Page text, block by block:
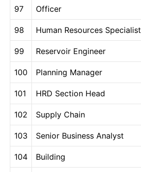
97 Officer
98 Human Resources Specialist
99 Reservoir Engineer
100 Planning Manager
101 HRD Section Head
102 Supply Chain
103 Senior Business Analyst
104 Building